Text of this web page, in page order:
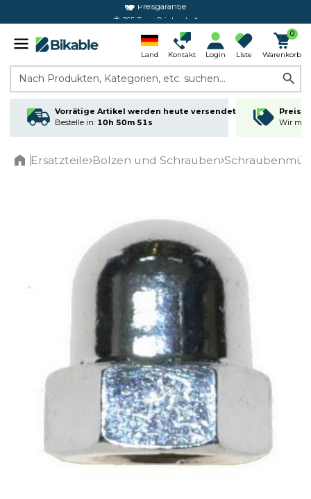
365 Tage Rückgabe*
Land Kontakt Login Liste
0
Warenkorb
Nach Produkten, Kategorien, etc. suchen...
Vorrätige Artikel werden heute versendet
Bestelle in: 10h 50m 51s
Wir
Ersatzteile Bolzen und Schrauben